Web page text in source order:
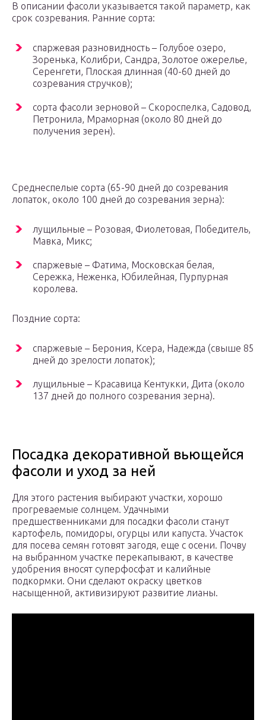
В описании фасоли указывается такой параметр, как
срок созревания. Ранние сорта:
спаржевая разновидность – Голубое озеро,
Зоренька, Колибри, Сандра, Золотое ожерелье,
Серенгети, Плоская длинная (40-60 дней до
созревания стручков);
сорта фасоли зерновой – Скороспелка, Садовод,
Петронила, Мраморная (около 80 дней до
получения зерен).
Среднеспелые сорта (65-90 дней до созревания
лопаток, около 100 дней до созревания зерна):
лущильные – Розовая, Фиолетовая, Победитель,
Мавка, Микс;
спаржевые – Фатима, Московская белая,
Сережка, Неженка, Юбилейная, Пурпурная
королева.
Поздние сорта:
спаржевые – Берония, Ксера, Надежда (свыше 85
дней до зрелости лопаток);
лущильные – Красавица Кентукки, Дита (около
137 дней до полного созревания зерна).
Посадка декоративной вьющейся
фасоли и уход за ней
Для этого растения выбирают участки, хорошо
прогреваемые солнцем. Удачными
предшественниками для посадки фасоли станут
картофель, помидоры, огурцы или капуста. Участок
для посева семян готовят загодя, еще с осени. Почву
на выбранном участке перекапывают, в качестве
удобрения вносят суперфосфат и калийные
подкормки. Они сделают окраску цветков
насыщенной, активизируют развитие лианы.